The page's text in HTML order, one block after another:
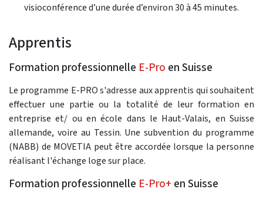
visioconférence d’une durée d’environ 30 à 45 minutes.
Apprentis
Formation professionnelle E-Pro en Suisse
Le programme E-PRO s'adresse aux apprentis qui souhaitent
effectuer une partie ou la totalité de leur formation en
entreprise et/ ou en école dans le Haut-Valais, en Suisse
allemande, voire au Tessin. Une subvention du programme
(NABB) de MOVETIA peut être accordée lorsque la personne
réalisant l'échange loge sur place.
Formation professionnelle E-Pro+ en Suisse